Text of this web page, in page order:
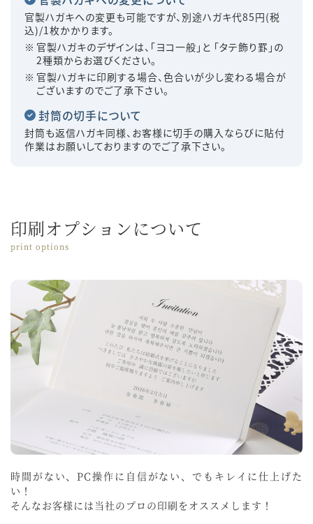
官製ハガキへの変更も可能ですが、別途ハガキ代85円(税
込)/1枚かかります。
官製ハガキのデザインは、「ヨコ一般」と 「タテ飾り罫」の
2種類からお選びください。
官製ハガキに印刷する場合、色合いが少し変わる場合が
ございますのでご了承下さい。
封筒の切手について
封筒も返信ハガキ同様、お客様に切手の購入ならびに貼付
作業はお願いしておりますのでご了承下さい。
印刷オプションについて
print options
時間がない、PC操作に自信がない、でもキレイに仕上げた
い！
そんなお客様には当社のプロの印刷をオススメします！